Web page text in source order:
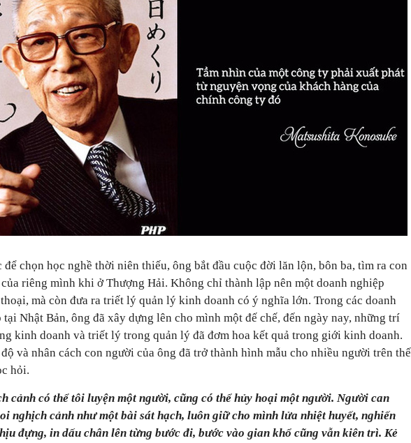
để chọn học nghề thời niên thiếu, ông bắt đầu cuộc đời lăn lộn, bôn ba, tìm ra con
riêng mình khi ở Thượng Hải. Không chỉ thành lập nên một doanh nghiệp
mà còn đưa ra triết lý quản lý kinh doanh có ý nghĩa lớn. Trong các doanh
tại Nhật Bản, ông đã xây dựng lên cho mình một đế chế, đến ngày nay, những trí
kinh doanh và triết lý trong quản lý đã đơm hoa kết quả trong giới kinh doanh.
và nhân cách con người của ông đã trở thành hình mẫu cho nhiều người trên thế
hỏi.
cảnh có thể tôi luyện một người, cũng có thể hủy hoại một người. Người can
nghịch cảnh như một bài sát hạch, luôn giữ cho mình lửa nhiệt huyết, nghiến
đựng, in dấu chân lên từng bước đi, bước vào gian khổ cũng vẫn kiên trì. Kẻ